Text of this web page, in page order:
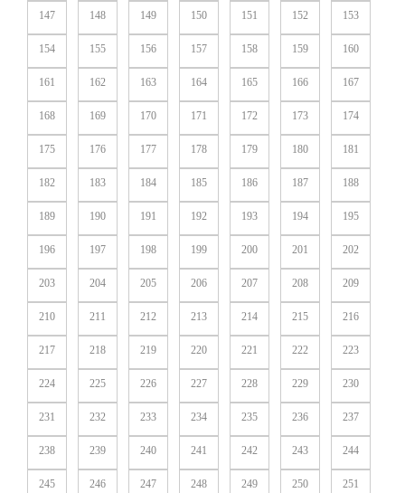
147 148 149 150 151 152 153
154 155 156 157 158 159 160
161 162 163 164 165 166 167
168 169 170 171 172 173 174
175 176 177 178 179 180 181
182 183 184 185 186 187 188
189 190 191 192 193 194 195
196 197 198 199 200 201 202
203 204 205 206 207 208 209
210 211 212 213 214 215 216
217 218 219 220 221 222 223
224 225 226 227 228 229 230
231 232 233 234 235 236 237
238 239 240 241 242 243 244
245 246 247 248 249 250 251
陕公网安备 61019002002004号 营业执照 网站地图 网站地图